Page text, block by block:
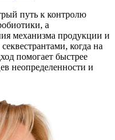
путь к контролю
а
механизма продукции и
когда на
помогает быстрее
неопределенности и